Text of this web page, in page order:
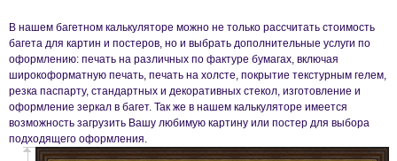
В нашем багетном калькуляторе можно не только рассчитать стоимость
багета для картин и постеров, но и выбрать дополнительные услуги по
оформлению: печать на различных по фактуре бумагах, включая
широкоформатную печать, печать на холсте, покрытие текстурным гелем,
резка паспарту, стандартных и декоративных стекол, изготовление и
оформление зеркал в багет. Так же в нашем калькуляторе имеется
возможность загрузить Вашу любимую картину или постер для выбора
подходящего оформления.